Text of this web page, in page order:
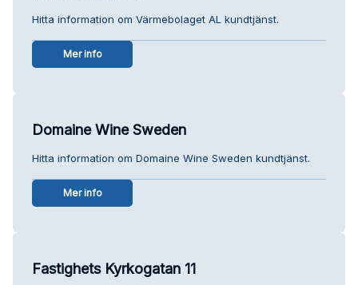
Hitta information om Värmebolaget AL kundtjänst.
Mer info
Domaine Wine Sweden
Hitta information om Domaine Wine Sweden kundtjänst.
Mer info
Fastighets Kyrkogatan 11